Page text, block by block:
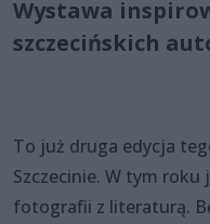
Wystawa
szczecińskich
To już druga edycja
Szczecinie. W tym roku
fotografii z literaturą.